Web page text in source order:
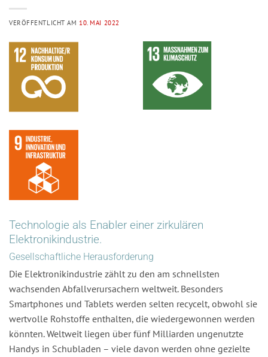
VERÖFFENTLICHT AM 10. MAI 2022
Technologie als Enabler einer zirkulären
Elektronikindustrie.
Gesellschaftliche Herausforderung
Die Elektronikindustrie zählt zu den am schnellsten
wachsenden Abfallverursachern weltweit. Besonders
Smartphones und Tablets werden selten recycelt, obwohl sie
wertvolle Rohstoffe enthalten, die wiedergewonnen werden
könnten. Weltweit liegen über fünf Milliarden ungenutzte
Handys in Schubladen – viele davon werden ohne gezielte